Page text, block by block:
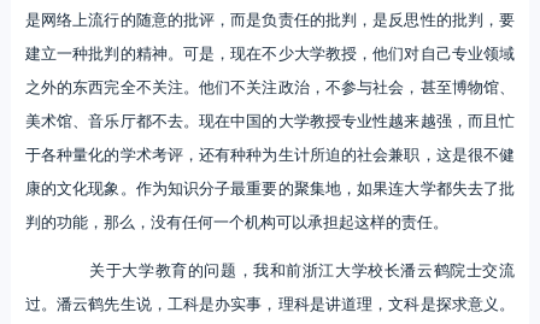
是网络上流行的随意的批评，而是负责任的批判，是反思性的批判，要
建立一种批判的精神。可是，现在不少大学教授，他们对自己专业领域
之外的东西完全不关注。他们不关注政治，不参与社会，甚至博物馆、
美术馆、音乐厅都不去。现在中国的大学教授专业性越来越强，而且忙
于各种量化的学术考评，还有种种为生计所迫的社会兼职，这是很不健
康的文化现象。作为知识分子最重要的聚集地，如果连大学都失去了批
判的功能，那么，没有任何一个机构可以承担起这样的责任。
关于大学教育的问题，我和前浙江大学校长潘云鹤院士交流
过。潘云鹤先生说，工科是办实事，理科是讲道理，文科是探求意义。